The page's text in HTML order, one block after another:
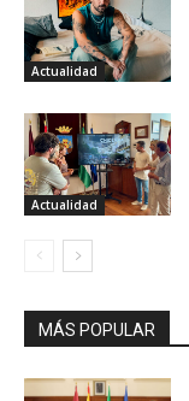
Actualidad
Actualidad
MÁS POPULAR